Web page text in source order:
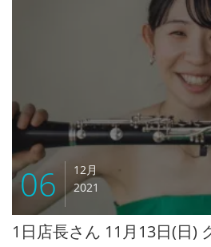
06
12月
2021
1日店長さん 11月13日(日)